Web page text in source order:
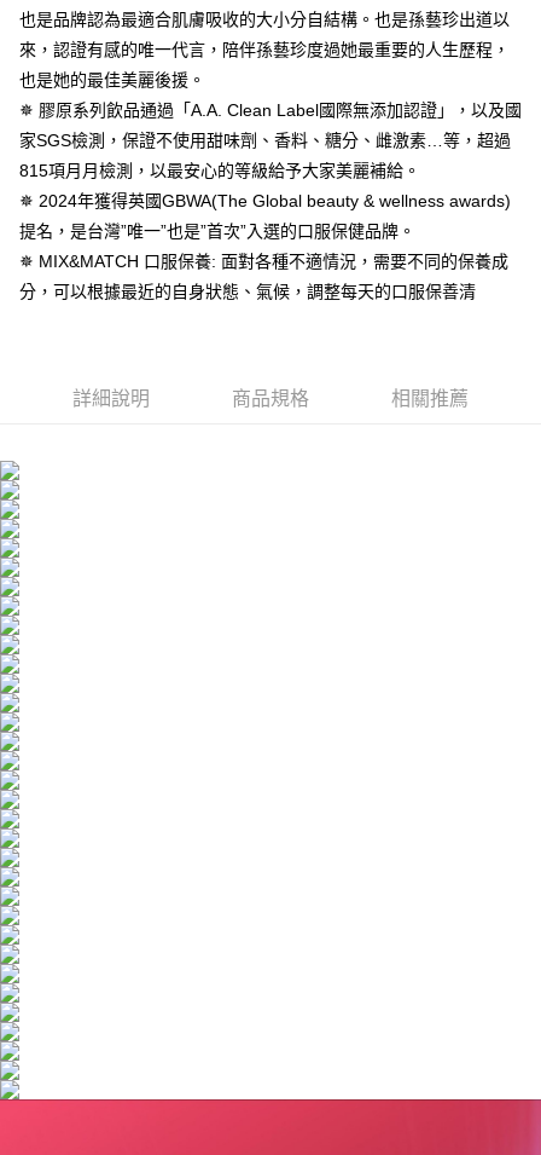
３．未成年的使用者請事先徵得法定代理人或監護人之同意方可使用
「AFTEE先享後付」，若未經同意申辦者引起之損失，本公司不負相關責
任。
４．使用「AFTEE先享後付」時，將依據個別帳號之用戶狀況，依本公司即
請求用戶進行身份認證。
５．嚴禁一人註冊多個帳號或使用他人資訊註冊。若發現惡意使用之情形，
恩沛科技股份有限公司將有權停止該用戶之使用額度並採取法律行動。
宅配
每筆NT$100，滿NT$600(含以上)免運費
宅配(離島)
每筆NT$100，滿NT$600(含以上)免運費
海外配送
海外配送(澳門)
海外配送(馬來西亞) 查看運費
也是品牌認為最適合肌膚吸收的大小分自結構。也是孫藝珍出道以
來，認證有感的唯一代言，陪伴孫藝珍度過她最重要的人生歷程，
也是她的最佳美麗後援。
✵ 膠原系列飲品通過「A.A. Clean Label國際無添加認證」，以及國
家SGS檢測，保證不使用甜味劑、香料、糖分、雌激素…等，超過
815項月月檢測，以最安心的等級給予大家美麗補給。
✵ 2024年獲得英國GBWA(The Global beauty & wellness awards)
提名，是台灣”唯一”也是”首次”入選的口服保健品牌。
✵ MIX&MATCH 口服保養: 面對各種不適情況，需要不同的保養成
分，可以根據最近的自身狀態、氣候，調整每天的口服保善清
詳細說明 商品規格 相關推薦